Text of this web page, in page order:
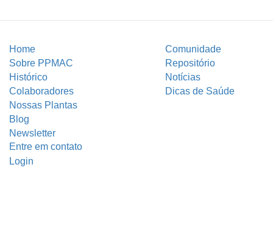
Home
Comunidade
Sobre PPMAC
Repositório
Histórico
Notícias
Colaboradores
Dicas de Saúde
Nossas Plantas
Blog
Newsletter
Entre em contato
Login